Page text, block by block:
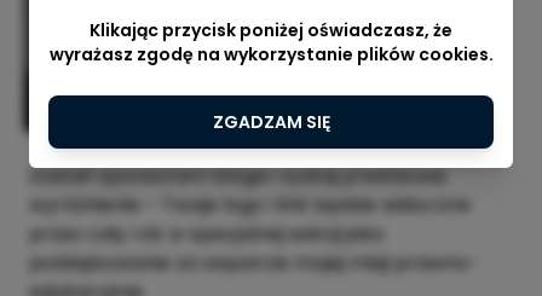
Blog - wpłata sponsorska
mec. Natalia Kowalonek-Nuutinen
Zostań sponsorem bloga i zyskaj prestiżowe
wyróżnienie – Twoje logo i link będzie widoczne
przez cały rok w specjalnej sekcji jako
podziękowanie za wsparcie mojej misji prawno-
Klikając przycisk poniżej oświadczasz, że
wyrażasz zgodę na wykorzystanie plików cookies.
ZGADZAM SIĘ